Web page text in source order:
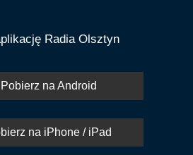
Radia Olsztyn
Pobierz na Android
na iPhone / iPad